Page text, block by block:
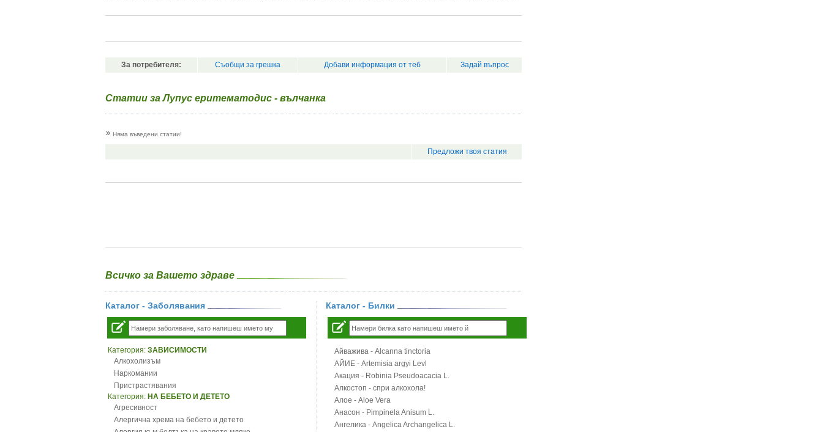
За потребителя: Съобщи за грешка Добави информация от теб Задай въпрос
Статии за Лупус еритематодис - вълчанка
Няма въведени статии!
Предложи твоя статия
Всичко за Вашето здраве
Каталог - Заболявания
Категория: ЗАВИСИМОСТИ
Алкохолизъм
Наркомании
Пристрастявания
Категория: НА БЕБЕТО И ДЕТЕТО
Агресивност
Алергична хрема на бебето и детето
Каталог - Билки
Айважива - Alcanna tinctoria
АЙИЕ - Artemisia argyi Levl
Акация - Robinia Pseudoacacia L.
Алкостоп - спри алкохола!
Алое - Aloe Vera
Анасон - Pimpinela Anisum L.
Ангелика - Angelica Archangelica L.